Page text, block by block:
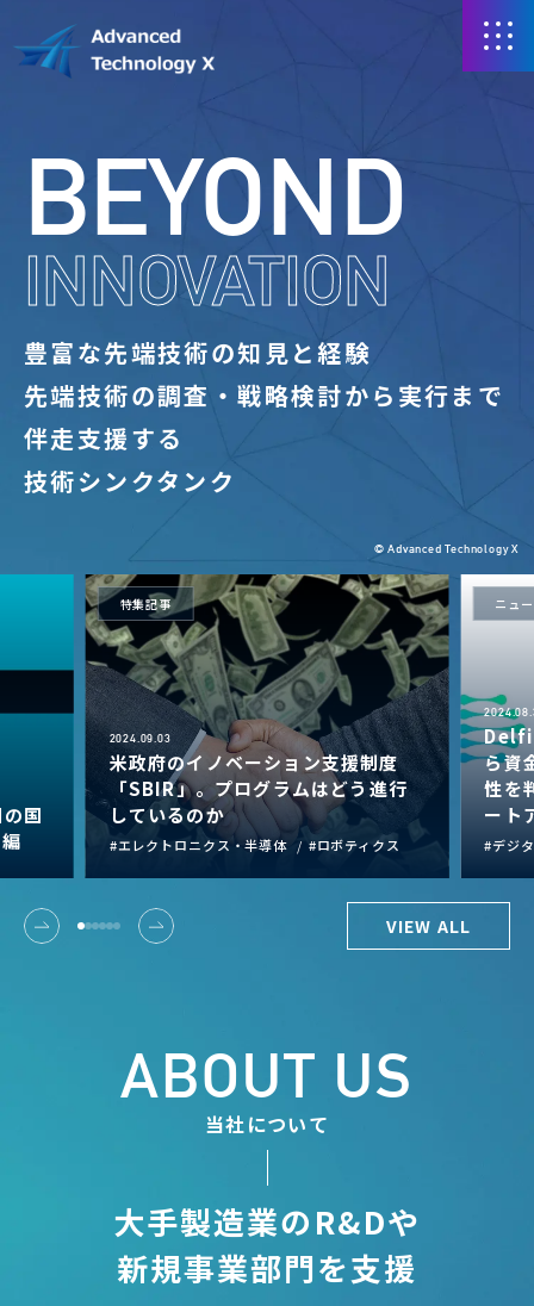
BEYOND
INNOVATION
豊富な先端技術の知見と経験
先端技術の調査・戦略検討から実行まで
伴走支援する
技術シンクタンク
© Advanced Technology X
国
特集記事
2024.09.03
米政府のイノベーション支援制度
「SBIR」。プログラムはどう進行
しているのか
エレクトロニクス・半導体 ロボティクス
ニュ
Delfi
ら資
性を
ート
デジ
VIEW ALL
ABOUT US
当社について
大手製造業のR&Dや
新規事業部門を支援